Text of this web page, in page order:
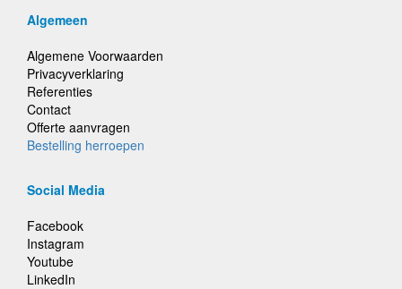
Algemeen
Algemene Voorwaarden
Privacyverklaring
Referenties
Contact
Offerte aanvragen
Bestelling herroepen
Social Media
Facebook
Instagram
Youtube
LinkedIn